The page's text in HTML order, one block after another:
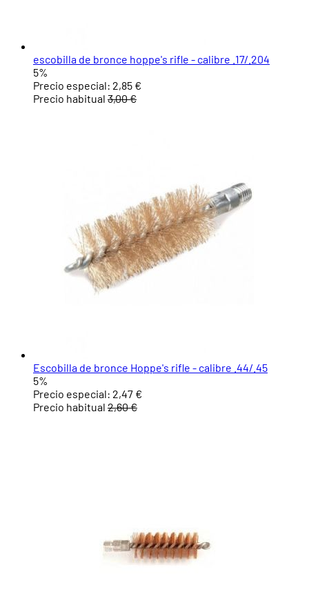
escobilla de bronce hoppe's rifle - calibre .17/.204
5%
Precio especial: 2,85 €
Precio habitual 3,00 €
Escobilla de bronce Hoppe's rifle - calibre .44/.45
5%
Precio especial: 2,47 €
Precio habitual 2,60 €